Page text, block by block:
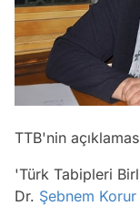
TTB'nin
'Türk Tabipleri
Dr. Şebnem Korur